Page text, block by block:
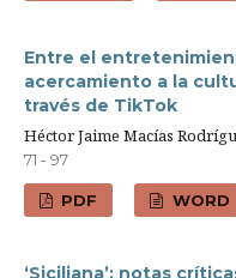
Entre el
acercamiento a la
través de TikTok
Héctor Jaime Macías
71 - 97
PDF WORD
‘Siciliana’: notas